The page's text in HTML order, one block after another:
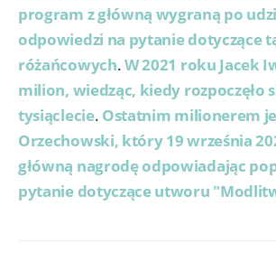
program z główną wygraną po
odpowiedzi na pytanie dotyczące
różańcowych.W 2021 roku Jacek
milion, wiedząc, kiedy rozpoczęło
tysiąclecie. Ostatnim milionerem
Orzechowski, który 19 września
główną nagrodę odpowiadając
pytanie dotyczące utworu